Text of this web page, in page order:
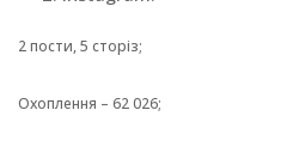
2 пости, 5 сторіз;
Охоплення – 62 026;